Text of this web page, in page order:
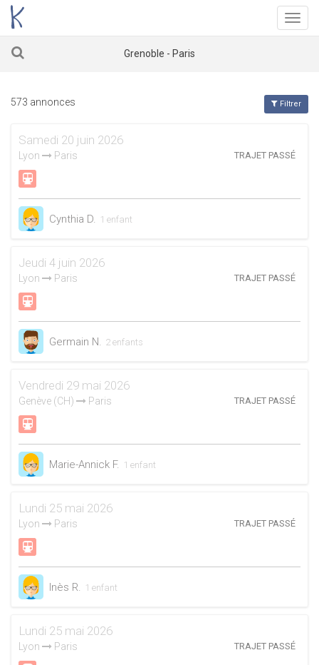
Menu
Grenoble - Paris
573 annonces Filtrer
Samedi 20 juin 2026
Lyon Paris TRAJET PASSÉ
Cynthia D. 1 enfant
Jeudi 4 juin 2026
Lyon Paris TRAJET PASSÉ
Germain N. 2 enfants
Vendredi 29 mai 2026
Genève (CH) Paris TRAJET PASSÉ
Marie-Annick F. 1 enfant
Lundi 25 mai 2026
Lyon Paris TRAJET PASSÉ
Inès R. 1 enfant
Lundi 25 mai 2026
Lyon Paris TRAJET PASSÉ